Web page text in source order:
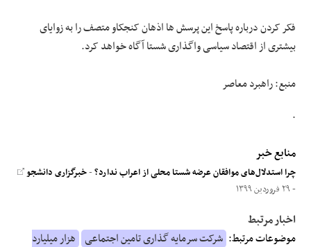
فکر کردن درباره پاسخ این پرسش ها اذهان کنجکاو متصف را به زوایای
بیشتری از اقتصاد سیاسی واگذاری شستا آگاه خواهد کرد.
منبع: راهبرد معاصر
.
منابع خبر
چرا استدلال‌های موافقان عرضه شستا محلی از اعراب ندارد؟-خبرگزاری دانشجو
- ۲۹ فروردین ۱۳۹۹
اخبار مرتبط
موضوعات مرتبط: شرکت سرمایه گذاری تامین اجتماعی هزار میلیارد